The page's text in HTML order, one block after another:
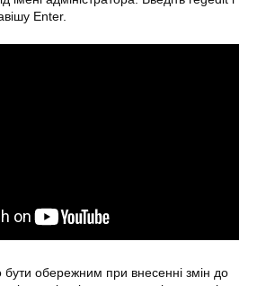
Enter.
обережним при внесенні змін до